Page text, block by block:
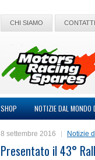
CHI SIAMO CONTATTI
SHOP NOTIZIE DAL MONDO
8 settembre 2016 Notizie
Presentato il 43°